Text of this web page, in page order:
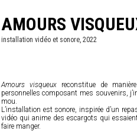
AMOURS
installation vidéo et sonore, 2022
Amours visqueuxreconstitue de
personnelles composant mes souvenirs,
mou.
L’installation est sonore, inspirée d’un
vidéo qui anime des escargots qui
faire manger.